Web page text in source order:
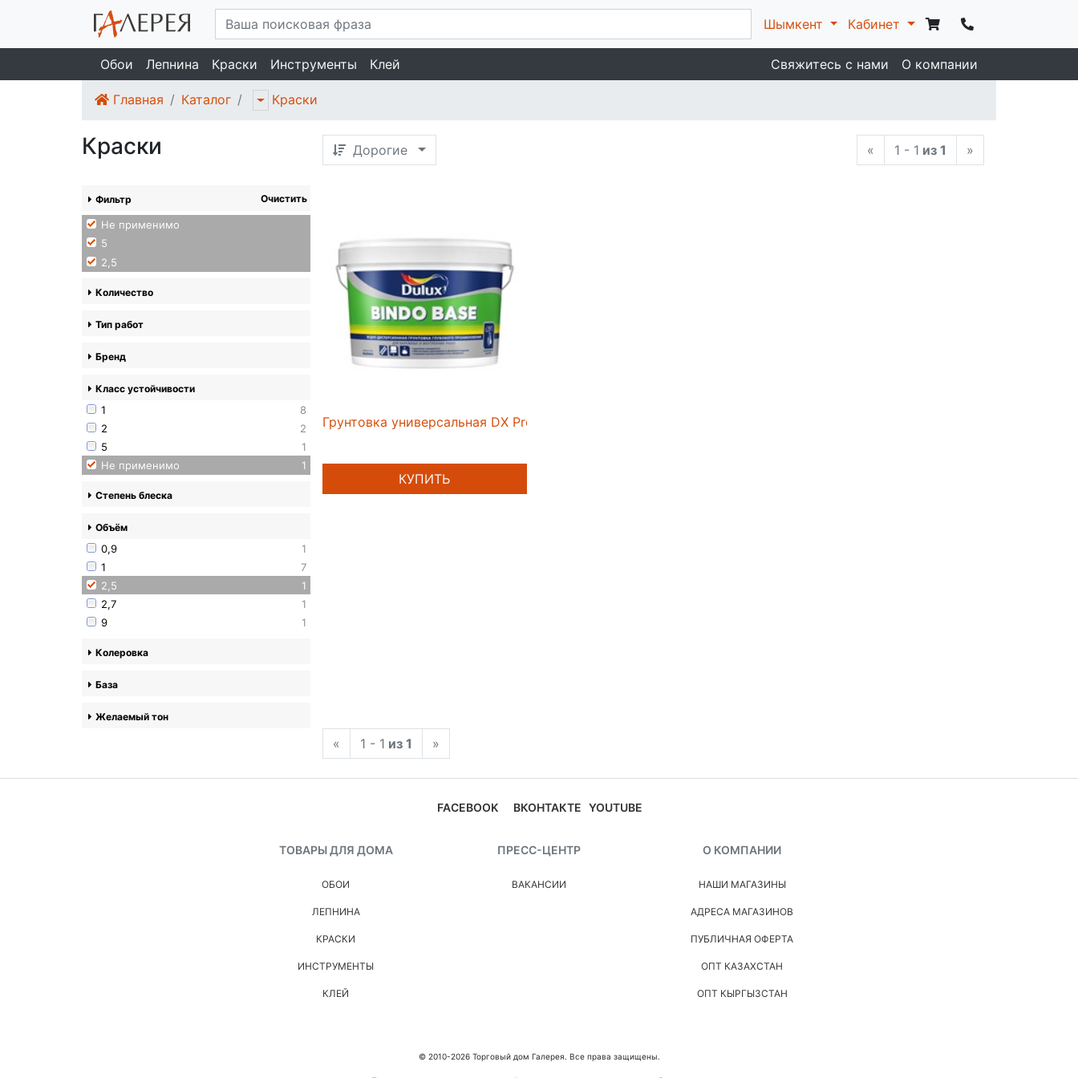
Шымкент Кабинет
Обои Лепнина Краски Инструменты Клей Свяжитесь с нами О компании
Главная Каталог Краски
Краски Дорогие « 1 - 1 из 1 »
Фильтр Очистить
Не применимо
5
2,5
Количество
Тип работ
Бренд
Класс устойчивости
1
8
2
2
5
1
Не применимо
1
Степень блеска
Объём
0,9
1
1
7
2,5
1
2,7
1
9
1
Колеровка
База
Желаемый тон
Грунтовка универсальная DX Prof Bindo Base 2,5л
КУПИТЬ
« 1 - 1 из 1 »
FACEBOOK ВКОНТАКТЕ YOUTUBE
ТОВАРЫ ДЛЯ ДОМА
ОБОИ
ЛЕПНИНА
КРАСКИ
ИНСТРУМЕНТЫ
КЛЕЙ
ПРЕСС-ЦЕНТР
ВАКАНСИИ
О КОМПАНИИ
НАШИ МАГАЗИНЫ
АДРЕСА МАГАЗИНОВ
ПУБЛИЧНАЯ ОФЕРТА
ОПТ КАЗАХСТАН
ОПТ КЫРГЫЗСТАН
© 2010-2026 Торговый дом Галерея. Все права защищены.